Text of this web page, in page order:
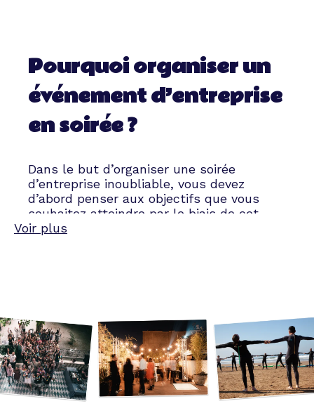
Pourquoi organiser un
événement d’entreprise
en soirée ?
Dans le but d’organiser une soirée
d’entreprise inoubliable, vous devez
d’abord penser aux objectifs que vous
souhaitez atteindre par le biais de cet
événement.
multiples.
Cette fête peut aussi être le moment
idéal pour marquer le coup avant les
vacances de Noël. Par ailleurs, cet
événement est particulièrement efficace
afin de renforcer les liens de vos
Voir plus